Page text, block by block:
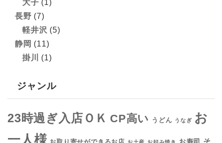
大子 (1)
長野 (7)
軽井沢 (5)
静岡 (11)
掛川
(1)
ジャンル
23時過ぎ入店ＯＫ CP高い うどん うなぎ お
一人様
そ